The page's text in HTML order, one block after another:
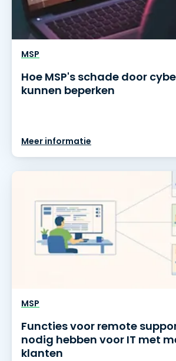
MSP
Hoe MSP's schade door
kunnen beperken
Meer informatie
MSP
Functies voor remote
nodig hebben voor IT met
klanten